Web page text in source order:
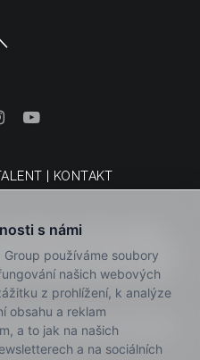
KONTAKT
ochrany osobních údajů
souborů cookie |Kodex
|Podmínky prodeje
Všechna práva vyhrazena.